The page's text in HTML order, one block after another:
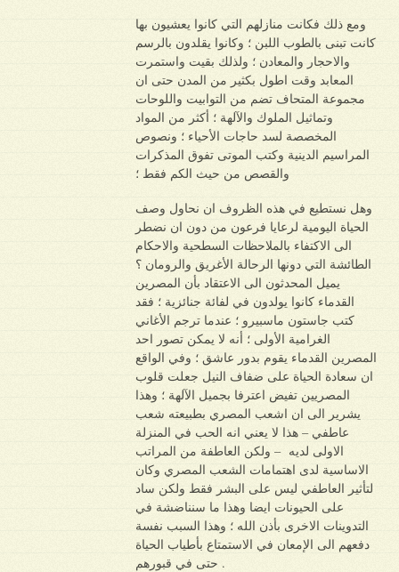
ومع ذلك فكانت منازلهم التي كانوا يعشيون بها
كانت تبنى بالطوب اللبن ؛ وكانوا يقلدون بالرسم
والاحجار والمعادن ؛ ولذلك بقيت واستمرت
المعابد وقت اطول بكثير من المدن حتى ان
مجموعة المتحاف تضم من التوابيت واللوحات
وتماثيل الملوك والآلهة ؛ أكثر من المواد
المخصصة لسد حاجات الأحياء ؛ ونصوص
المراسيم الدينية وكتب الموتى تفوق المذكرات
وهل نستطيع في هذه الظروف ان نحاول وصف
الحياة اليومية لرعايا فرعون من دون ان نضطر
الى الاكتفاء بالملاحظات السطحية والاحكام
الطائشة التي دونها الرحالة الأغريق والرومان ؟
يميل المحدثون الى الاعتقاد بأن المصرين
القدماء كانوا يولدون في لفائة جنائزية ؛ فقد
كتب جاستون ماسبيرو ؛ عندما ترجم الأغاني
الغرامية الأولى ؛ أنه لا يمكن تصور احد
المصرين القدماء يقوم بدور عاشق ؛ وفي الواقع
ان سعادة الحياة على ضفاف النيل جعلت قلوب
المصريين تفيض اعترفا بجميل الآلهة ؛ وهذا
يشرير الى ان اشعب المصري بطبيعته شعب
عاطفي – هذا لا يعني انه الحب في المنزلة
الاولى لديه – ولكن العاطفة من المراتب
الاساسية لدى اهتمامات الشعب المصري وكان
لتأثير العاطفي ليس على البشر فقط ولكن ساد
على الحيونات ايضا وهذا ما سنناضشة في
التدوينات الاخرى بأذن الله ؛ وهذا السبب نفسة
دفعهم الى الإمعان في الاستمتاع بأطياب الحياة
حتى في قبورهم .